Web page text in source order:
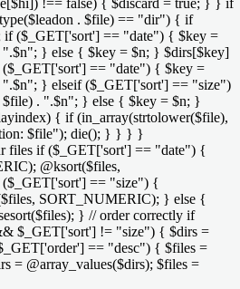
!== false) { $discard = true; } } if
. $file) == "dir") { if
if ($_GET['sort'] == "date") { $key =
".$n"; } else { $key = $n; } $dirs[$key]
== "date") { $key =
".$n"; } elseif ($_GET['sort'] == "size")
$file) . ".$n"; } else { $key = $n; }
{ if (in_array(strtolower($file),
$file"); die(); } } } }
files if ($_GET['sort'] == "date") {
@ksort($files,
== "size") {
SORT_NUMERIC); } else {
} // order correctly if
$_GET['sort'] != "size") { $dirs =
== "desc") { $files =
= @array_values($dirs); $files =